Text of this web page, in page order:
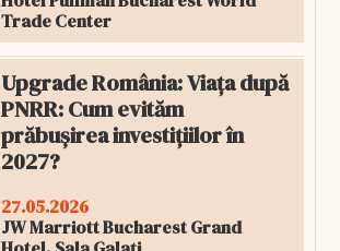
Trade Center
Upgrade România: Viața după
PNRR: Cum evităm
prăbușirea investițiilor în
2027?
27.05.2026
JW Marriott Bucharest Grand